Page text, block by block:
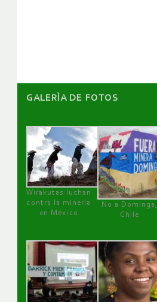
GALERÌA DE FOTOS
Wirakutas luchan
contra la minería
en México
No a Dominga,
Chile